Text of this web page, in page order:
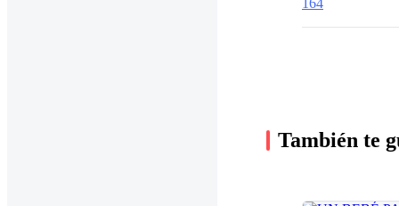
164
También te